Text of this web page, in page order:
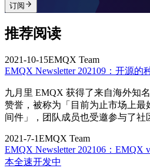
订阅
推荐阅读
2021-10-15EMQX Team
EMQX Newsletter 202109：开源的
九月里 EMQX 获得了来自海外知
赞誉，被称为「目前为止市场上最
间件」，团队成员也受邀参与了社
2021-7-1EMQX Team
EMQX Newsletter 202106：EMQX
本全速开发中